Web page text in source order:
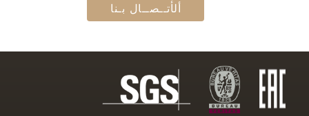
ألأتــصــال بـنا